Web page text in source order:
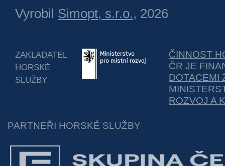
Vyrobil Simopt, s.r.o., 2026
ZAKLADATEL
HORSKÉ
SLUŽBY
ČINNOST
ČR JE
DOTACEMI
ROZVOJ A
PARTNEŘI HORSKÉ SLUŽBY